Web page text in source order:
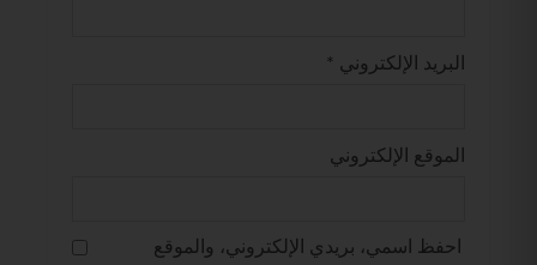
البريد الإلكتروني *
الموقع الإلكتروني
احفظ اسمي، بريدي الإلكتروني، والموقع